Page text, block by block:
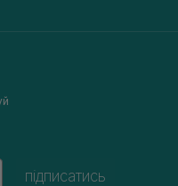
підписатись